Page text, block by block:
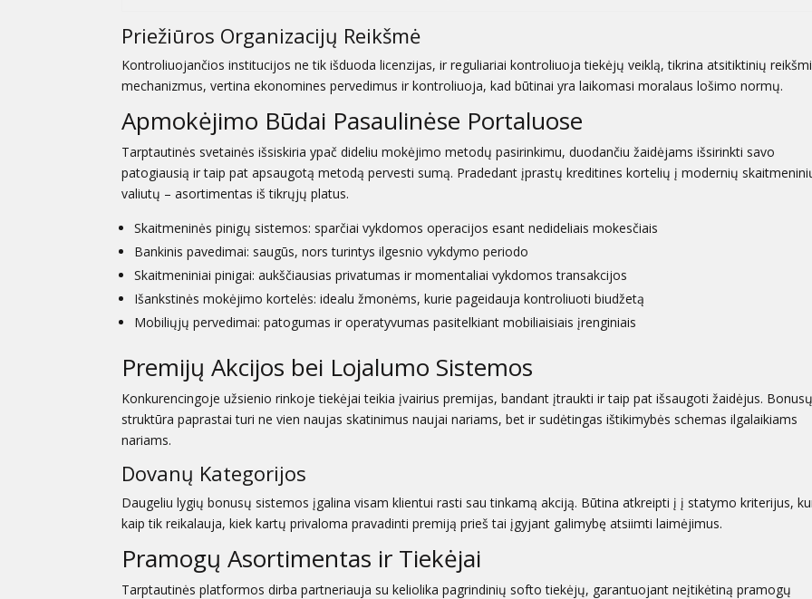
Priežiūros Organizacijų Reikšmė
Kontroliuojančios institucijos ne tik išduoda licenzijas, ir reguliariai kontroliuoja tiekėjų veiklą, tikrina atsitiktinių
mechanizmus, vertina ekonomines pervedimus ir kontroliuoja, kad būtinai yra laikomasi moralaus lošimo normų.
Apmokėjimo Būdai Pasaulinėse Portaluose
Tarptautinės svetainės išsiskiria ypač dideliu mokėjimo metodų pasirinkimu, duodančiu žaidėjams išsirinkti savo
patogiausią ir taip pat apsaugotą metodą pervesti sumą. Pradedant įprastų kreditines kortelių į modernių
valiutų – asortimentas iš tikrųjų platus.
Skaitmeninės pinigų sistemos: sparčiai vykdomos operacijos esant nedideliais mokesčiais
Bankinis pavedimai: saugūs, nors turintys ilgesnio vykdymo periodo
Skaitmeniniai pinigai: aukščiausias privatumas ir momentaliai vykdomos transakcijos
Išankstinės mokėjimo kortelės: idealu žmonėms, kurie pageidauja kontroliuoti biudžetą
Mobiliųjų pervedimai: patogumas ir operatyvumas pasitelkiant mobiliaisiais įrenginiais
Premijų Akcijos bei Lojalumo Sistemos
Konkurencingoje užsienio rinkoje tiekėjai teikia įvairius premijas, bandant įtraukti ir taip pat išsaugoti žaidėjus. Bonusų
struktūra paprastai turi ne vien naujas skatinimus naujai nariams, bet ir sudėtingas ištikimybės schemas ilgalaikiams
nariams.
Dovanų Kategorijos
Daugeliu lygių bonusų sistemos įgalina visam klientui rasti sau tinkamą akciją. Būtina atkreipti į į statymo kriterijus,
kaip tik reikalauja, kiek kartų privaloma pravadinti premiją prieš tai įgyjant galimybę atsiimti laimėjimus.
Pramogų Asortimentas ir Tiekėjai
Tarptautinės platformos dirba partneriauja su keliolika pagrindinių softo tiekėjų, garantuojant neįtikėtiną pramogų